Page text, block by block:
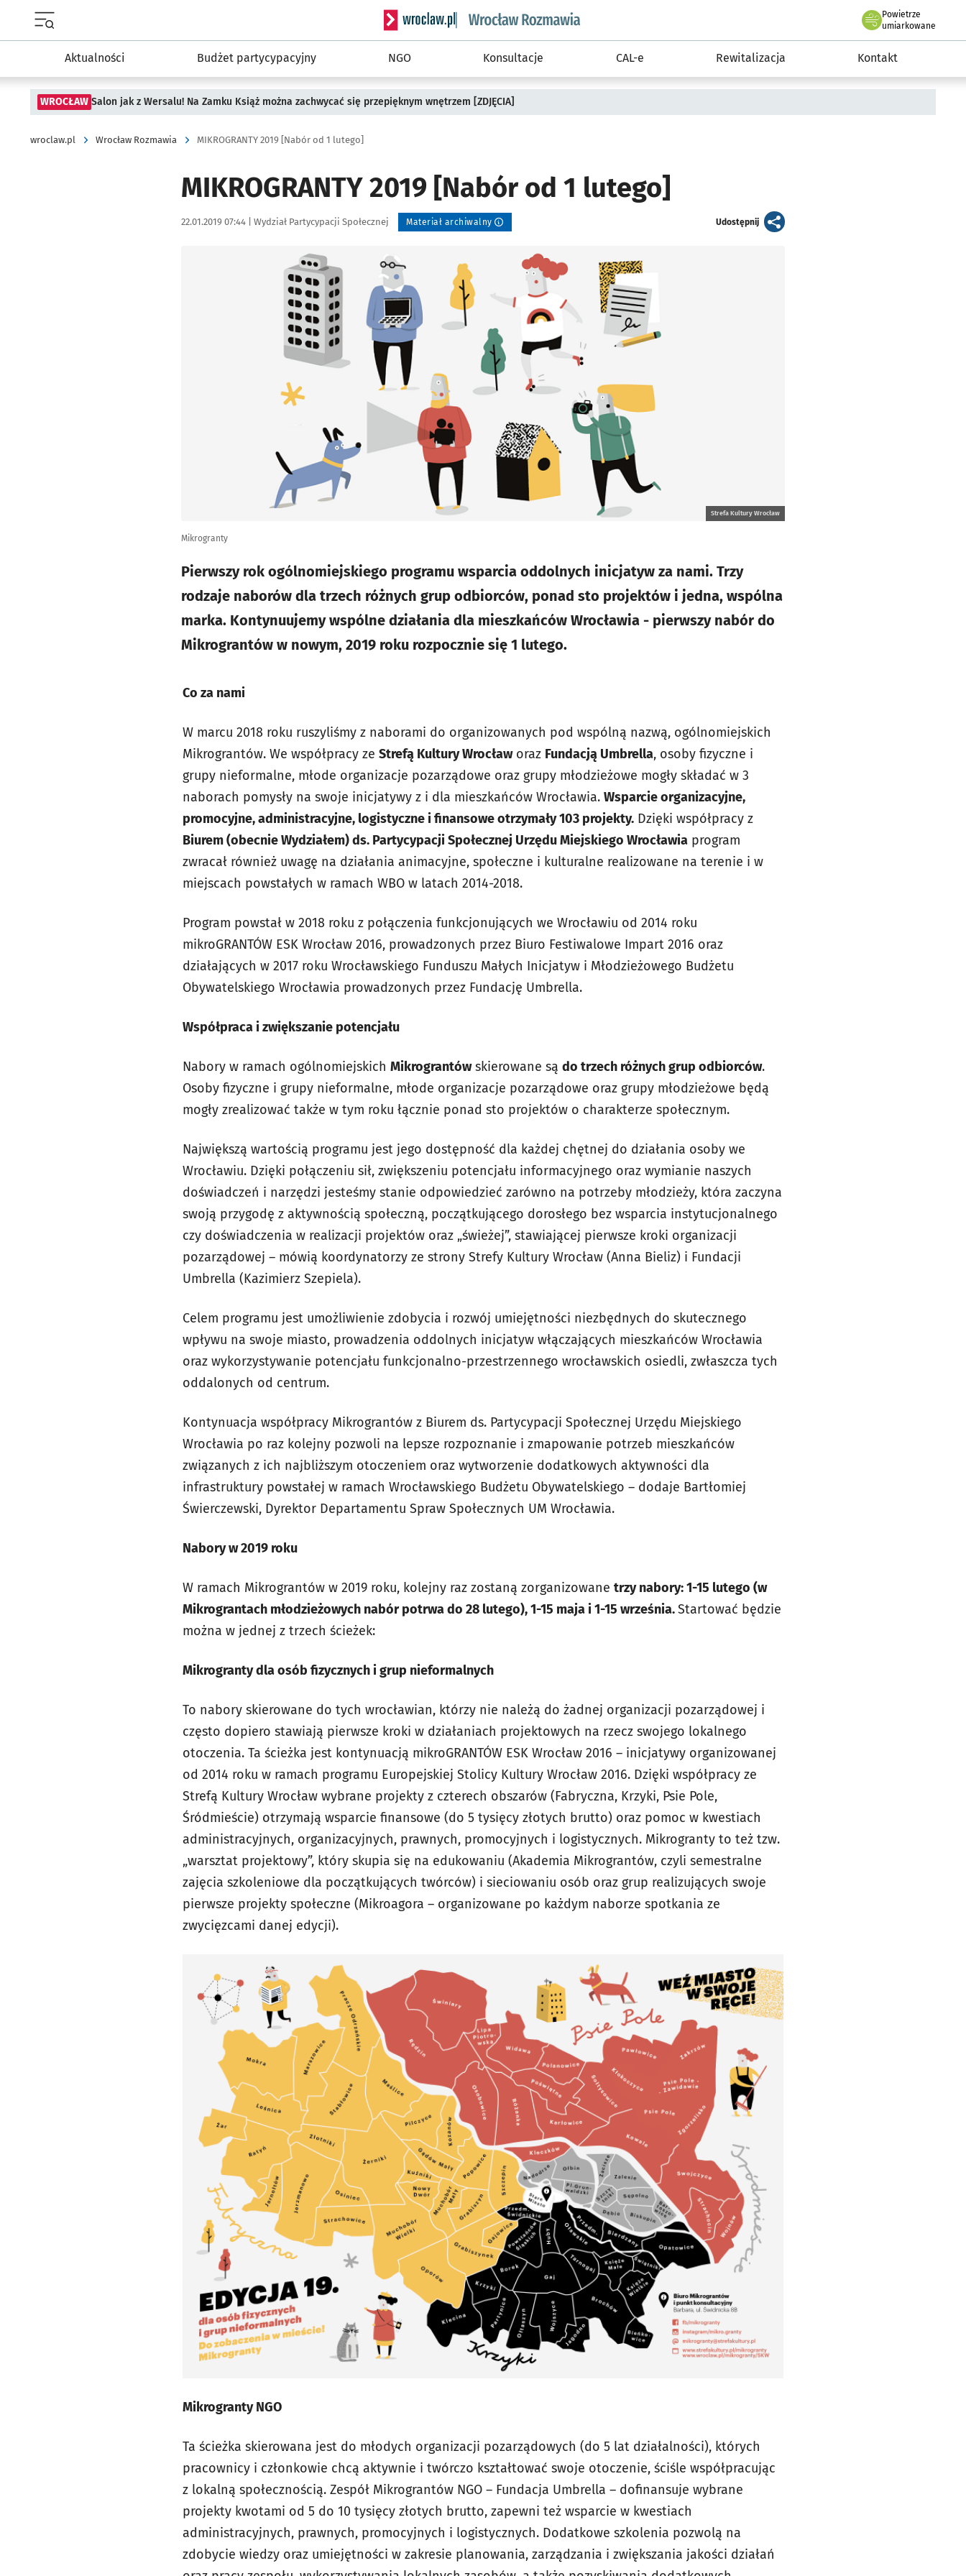
Serwis informacyjny wroclaw.pl podserwis: Rozmawia
Powietrze
we Wrocławiu
umiarkowane
Aktualności Budżet partycypacyjny NGO Konsultacje CAL-e Rewitalizacja Kontakt
WROCŁAW Salon jak z Wersalu! Na Zamku Książ można zachwycać się przepięknym wnętrzem [ZDJĘCIA]
wroclaw.pl Wrocław Rozmawia MIKROGRANTY 2019 [Nabór od 1 lutego]
MIKROGRANTY 2019 [Nabór od 1 lutego]
Data publikacji:
22.01.2019 07:44 | Autor:
Wydział Partycypacji Społecznej Materiał archiwalny Udostępnijartykuł
Strefa Kultury Wrocław
Mikrogranty
Pierwszy rok ogólnomiejskiego programu wsparcia oddolnych inicjatyw za nami. Trzy
rodzaje naborów dla trzech różnych grup odbiorców, ponad sto projektów i jedna, wspólna
marka. Kontynuujemy wspólne działania dla mieszkańców Wrocławia - pierwszy nabór do
Mikrograntów w nowym, 2019 roku rozpocznie się 1 lutego.
Co za nami
W marcu 2018 roku ruszyliśmy z naborami do organizowanych pod wspólną nazwą, ogólnomiejskich
Mikrograntów. We współpracy ze Strefą Kultury Wrocławoraz Fundacją Umbrella, osoby fizyczne i
grupy nieformalne, młode organizacje pozarządowe oraz grupy młodzieżowe mogły składać w 3
naborach pomysły na swoje inicjatywy z i dla mieszkańców Wrocławia. Wsparcie organizacyjne,
promocyjne, administracyjne, logistyczne i finansowe otrzymały 103 projekty. Dzięki współpracy z
Biurem (obecnie Wydziałem) ds. Partycypacji Społecznej Urzędu Miejskiego Wrocławia program
zwracał również uwagę na działania animacyjne, społeczne i kulturalne realizowane na terenie i w
miejscach powstałych w ramach WBO w latach 2014-2018.
Program powstał w 2018 roku z połączenia funkcjonujących we Wrocławiu od 2014 roku
mikroGRANTÓW ESK Wrocław 2016, prowadzonych przez Biuro Festiwalowe Impart 2016 oraz
działających w 2017 roku Wrocławskiego Funduszu Małych Inicjatyw i Młodzieżowego Budżetu
Obywatelskiego Wrocławia prowadzonych przez Fundację Umbrella.
Współpraca i zwiększanie potencjału
Nabory w ramach ogólnomiejskich Mikrograntówskierowane są do trzech różnych grup odbiorców.
Osoby fizyczne i grupy nieformalne, młode organizacje pozarządowe oraz grupy młodzieżowe będą
mogły zrealizować także w tym roku łącznie ponad sto projektów o charakterze społecznym.
Największą wartością programu jest jego dostępność dla każdej chętnej do działania osoby we
Wrocławiu. Dzięki połączeniu sił, zwiększeniu potencjału informacyjnego oraz wymianie naszych
doświadczeń i narzędzi jesteśmy stanie odpowiedzieć zarówno na potrzeby młodzieży, która zaczyna
swoją przygodę z aktywnością społeczną, początkującego dorosłego bez wsparcia instytucjonalnego
czy doświadczenia w realizacji projektów oraz „świeżej”, stawiającej pierwsze kroki organizacji
pozarządowej – mówią koordynatorzy ze strony Strefy Kultury Wrocław (Anna Bieliz) i Fundacji
Umbrella (Kazimierz Szepiela).
Celem programu jest umożliwienie zdobycia i rozwój umiejętności niezbędnych do skutecznego
wpływu na swoje miasto, prowadzenia oddolnych inicjatyw włączających mieszkańców Wrocławia
oraz wykorzystywanie potencjału funkcjonalno-przestrzennego wrocławskich osiedli, zwłaszcza tych
oddalonych od centrum.
Kontynuacja współpracy Mikrograntów z Biurem ds. Partycypacji Społecznej Urzędu Miejskiego
Wrocławia po raz kolejny pozwoli na lepsze rozpoznanie i zmapowanie potrzeb mieszkańców
związanych z ich najbliższym otoczeniem oraz wytworzenie dodatkowych aktywności dla
infrastruktury powstałej w ramach Wrocławskiego Budżetu Obywatelskiego – dodaje Bartłomiej
Świerczewski, Dyrektor Departamentu Spraw Społecznych UM Wrocławia.
Nabory w 2019 roku
W ramach Mikrograntów w 2019 roku, kolejny raz zostaną zorganizowane trzy nabory: 1-15 lutego (w
Mikrograntach młodzieżowych nabór potrwa do 28 lutego), 1-15 maja i 1-15 września.Startować będzie
można w jednej z trzech ścieżek:
Mikrogranty dla osób fizycznych i grup nieformalnych
To nabory skierowane do tych wrocławian, którzy nie należą do żadnej organizacji pozarządowej i
często dopiero stawiają pierwsze kroki w działaniach projektowych na rzecz swojego lokalnego
otoczenia. Ta ścieżka jest kontynuacją mikroGRANTÓW ESK Wrocław 2016 – inicjatywy organizowanej
od 2014 roku w ramach programu Europejskiej Stolicy Kultury Wrocław 2016. Dzięki współpracy ze
Strefą Kultury Wrocław wybrane projekty z czterech obszarów (Fabryczna, Krzyki, Psie Pole,
Śródmieście) otrzymają wsparcie finansowe (do 5 tysięcy złotych brutto) oraz pomoc w kwestiach
administracyjnych, organizacyjnych, prawnych, promocyjnych i logistycznych. Mikrogranty to też tzw.
„warsztat projektowy”, który skupia się na edukowaniu (Akademia Mikrograntów, czyli semestralne
zajęcia szkoleniowe dla początkujących twórców) i sieciowaniu osób oraz grup realizujących swoje
pierwsze projekty społeczne (Mikroagora – organizowane po każdym naborze spotkania ze
zwycięzcami danej edycji).
Mikrogranty NGO
Ta ścieżka skierowana jest do młodych organizacji pozarządowych (do 5 lat działalności), których
pracownicy i członkowie chcą aktywnie i twórczo kształtować swoje otoczenie, ściśle współpracując
z lokalną społecznością. Zespół Mikrograntów NGO – Fundacja Umbrella – dofinansuje wybrane
projekty kwotami od 5 do 10 tysięcy złotych brutto, zapewni też wsparcie w kwestiach
administracyjnych, prawnych, promocyjnych i logistycznych. Dodatkowe szkolenia pozwolą na
zdobycie wiedzy oraz umiejętności w zakresie planowania, zarządzania i zwiększania jakości działań